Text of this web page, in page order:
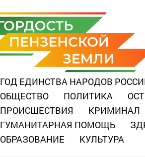
ГОД ЕДИНСТВА НАРОДОВ
ОБЩЕСТВО
ПОЛИТИКА
ПРОИСШЕСТВИЯ
КРИМИНАЛ
ГУМАНИТАРНАЯ ПОМОЩЬ
ОБРАЗОВАНИЕ
КУЛЬТУРА